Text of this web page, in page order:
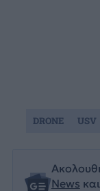
News
DRONE USV